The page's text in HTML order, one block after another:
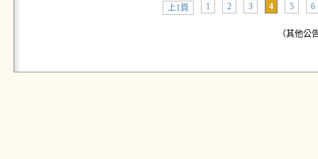
上1頁 1 2 3 4 5 6
（其他公